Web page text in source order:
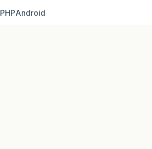
PHPAndroid